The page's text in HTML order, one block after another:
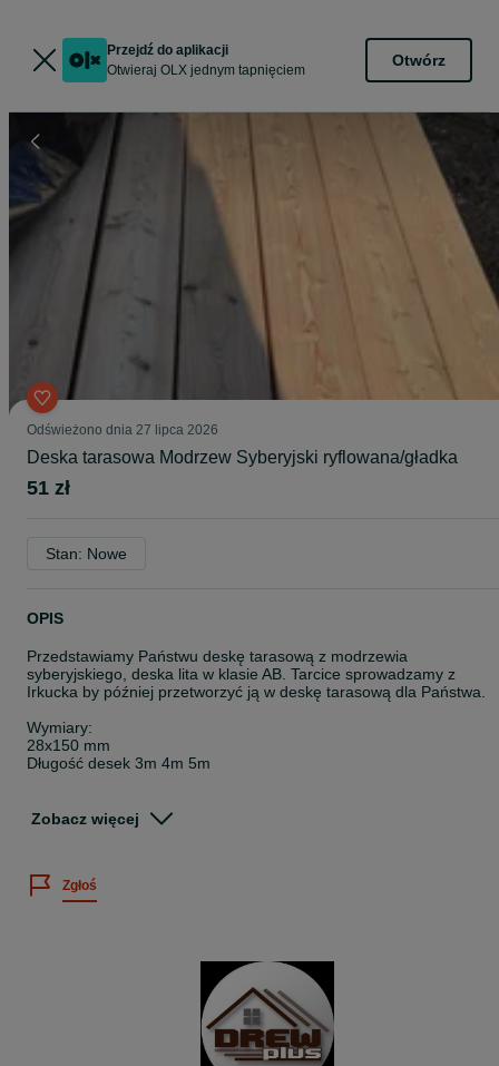
Przejdź do aplikacji
Otwieraj OLX jednym tapnięciem
Otwórz
Odświeżono dnia 27 lipca 2026
Deska tarasowa Modrzew Syberyjski ryflowana/gładka
51 zł
Stan: Nowe
OPIS
Przedstawiamy Państwu deskę tarasową z modrzewia
syberyjskiego, deska lita w klasie AB. Tarcice sprowadzamy z
Irkucka by później przetworzyć ją w deskę tarasową dla Państwa.
Wymiary:
28x150 mm
Długość desek 3m 4m 5m
* drobny ryfel (prawa strona)/gruby ryfel (lewa strona)
TAŃSZE OPCJE:
- Deska klasy CD 28x150 mm dł mix(1,5 - 2,5 m)
mm oraz dedykowana chemia (impregnaty, oleje) - wzornik
Deski modrzewiowe cechują się bardzo wysoką wytrzymałością i
dobrą odpornością na grzyby. Drewno jest odporne na wilgoć,
pasożyty i doskonale nadaje się do zastosowań na zewnątrz np.
Zobacz więcej
Zgłoś